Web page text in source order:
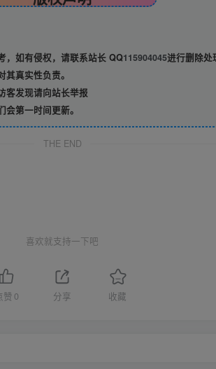
，如有侵权，请联系站长 QQ115904045进行删除处
真实性负责。
客发现请向站长举报
第一时间更新。
THE END
喜欢就支持一下吧
赞 0 分享 收藏